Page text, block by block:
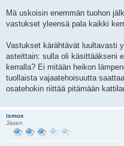
Mä uskoisin enemmän tuohon
vastukset yleensä pala kaikki
Vastukset kärähtävät luultavasti
asteittain: sulla oli käsittääkseni
kerralla? Ei mitään heikon
tuollaista vajaatehoisuutta
osatehokin riittää pitämään
ismox
Jäsen